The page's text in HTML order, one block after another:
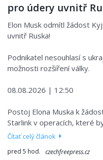
pro údery uvnitř
Elon Musk odmítl žádost
uvnitř Ruska!
Podnikatel nesouhlasí s
možnosti rozšíření války.
08.08.2026 | 12:50
Postoj Elona Muska k
Starlink v operacích, které
Čítať celý článok
pred 5 hod. czechfreepress.cz